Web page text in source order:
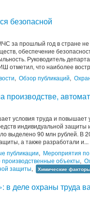
безопасной
за прошлый год в стране
обеспечение
Руководитель
что наиболее
, Обзор публикаций,
производстве,
условия труда и
индивидуальной защиты
выделено 90 млн рублей. В
а также разработали и...
публикации, Мероприятия
объекты,
защиты, Химические
деле охраны труда